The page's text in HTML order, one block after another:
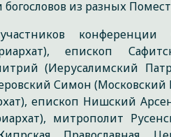
из разных
конференции
епископ
(Иерусалимский
Симон
епископ Нишский
митрополит